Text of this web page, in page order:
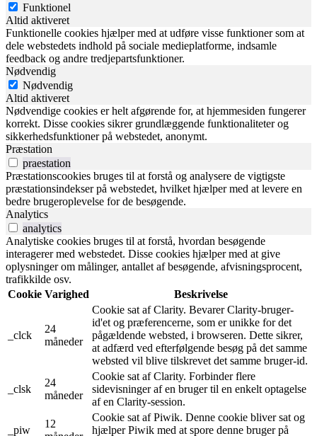
Funktionel
Altid aktiveret
Funktionelle cookies hjælper med at udføre visse funktioner som at
dele webstedets indhold på sociale medieplatforme, indsamle
feedback og andre tredjepartsfunktioner.
Nødvendig
Nødvendig
Altid aktiveret
Nødvendige cookies er helt afgørende for, at hjemmesiden fungerer
korrekt. Disse cookies sikrer grundlæggende funktionaliteter og
sikkerhedsfunktioner på webstedet, anonymt.
Præstation
praestation
Præstationscookies bruges til at forstå og analysere de vigtigste
præstationsindekser på webstedet, hvilket hjælper med at levere en
bedre brugeroplevelse for de besøgende.
Analytics
analytics
Analytiske cookies bruges til at forstå, hvordan besøgende
interagerer med webstedet. Disse cookies hjælper med at give
oplysninger om målinger, antallet af besøgende, afvisningsprocent,
trafikkilde osv.
Cookie Varighed Beskrivelse
_clck
24
måneder
Cookie sat af Clarity. Bevarer Clarity-bruger-
id'et og præferencerne, som er unikke for det
pågældende websted, i browseren. Dette sikrer,
at adfærd ved efterfølgende besøg på det samme
websted vil blive tilskrevet det samme bruger-id.
_clsk
24
måneder
Cookie sat af Clarity. Forbinder flere
sidevisninger af en bruger til en enkelt optagelse
af en Clarity-session.
_piw
12
Cookie sat af Piwik. Denne cookie bliver sat og
hjælper Piwik med at spore denne bruger på